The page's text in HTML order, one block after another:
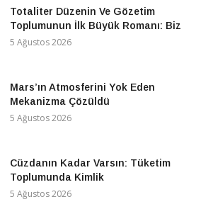
Totaliter Düzenin Ve Gözetim
Toplumunun İlk Büyük Romanı: Biz
5 Ağustos 2026
Mars’ın Atmosferini Yok Eden
Mekanizma Çözüldü
5 Ağustos 2026
Cüzdanın Kadar Varsın: Tüketim
Toplumunda Kimlik
5 Ağustos 2026